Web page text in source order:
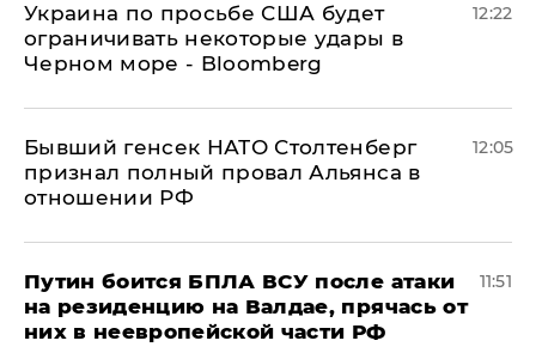
Украина по просьбе США будет
ограничивать некоторые удары в
Черном море - Bloomberg
12:22
Бывший генсек НАТО Столтенберг
признал полный провал Альянса в
отношении РФ
12:05
Путин боится БПЛА ВСУ после атаки
на резиденцию на Валдае, прячась от
них в неевропейской части РФ
11:51